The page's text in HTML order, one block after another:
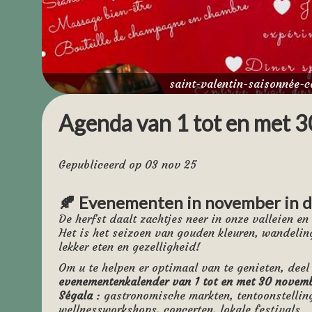
terracotta tegels, natuursteen)
2 huisjes voor 4 tot 6 personen
Wellnessruimte met ontspanningssessies om te
Lokale keuken & pension
Damien, een
ervaring, biedt een royale en authentieke
Aveyron (aligot, farçous...), familierecepten en
Doe het rustig aan, haal diep adem en maak
Geniet tussen de pedaalslagen door van onze
gerestaureerde 18e-eeuwse boerderij.
voor uw fietsen. Uitgebreid ontbijt. Persoonlijk
reisschema te optimaliseren.
Saisonnée, veel meer dan
accommodatie
In Centrès, in het hart van de regio Ségala,
saint-valentin-saisonnée-
Agenda van 1 tot en met
Gepubliceerd op 03 nov 25
🍂 Evenementen in november in
De herfst daalt zachtjes neer in onze valleien en
Het is het seizoen van gouden kleuren,
lekker eten en gezelligheid!
Om u te helpen er optimaal van te genieten,
evenementenkalender van 1 tot en met 30
Ségala: gastronomische markten,
wellnessworkshops, concerten, lokale